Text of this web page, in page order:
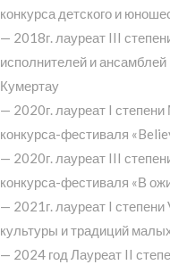
конкурса детского и
— 2018г. лауреат III
исполнителей и
Кумертау
— 2020г. лауреат I
конкурса-фестиваля
— 2020г. лауреат III
конкурса-фестиваля «В
— 2021г. лауреат I
культуры и традиций
— 2024 год Лауреат II